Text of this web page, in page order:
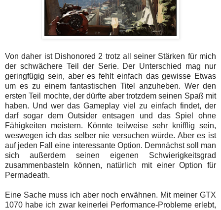
Von daher ist Dishonored 2 trotz all seiner Stärken für mich
der schwächere Teil der Serie. Der Unterschied mag nur
geringfügig sein, aber es fehlt einfach das gewisse Etwas
um es zu einem fantastischen Titel anzuheben. Wer den
ersten Teil mochte, der dürfte aber trotzdem seinen Spaß mit
haben. Und wer das Gameplay viel zu einfach findet, der
darf sogar dem Outsider entsagen und das Spiel ohne
Fähigkeiten meistern. Könnte teilweise sehr knifflig sein,
weswegen ich das selber nie versuchen würde. Aber es ist
auf jeden Fall eine interessante Option. Demnächst soll man
sich außerdem seinen eigenen Schwierigkeitsgrad
zusammenbasteln können, natürlich mit einer Option für
Permadeath.
Eine Sache muss ich aber noch erwähnen. Mit meiner GTX
1070 habe ich zwar keinerlei Performance-Probleme erlebt,